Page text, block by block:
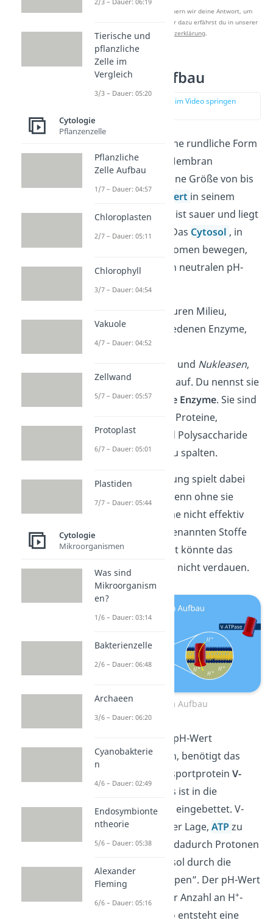
Nach Beantwortung speichern wir deine Antwort, um
Studyflix zu verbessern. Mehr dazu erfährst du in unserer
Datenschutzerklärung.
Lysosom Aufbau
zur Stelle im Video springen
Ein Lysosom hat eine rundliche Form
und ist von einer Membran
umgeben. Es hat eine Größe von bis
zu 1 μm. Der
pH-Wert in seinem
Inneren (= Lumen) ist sauer und liegt
etwa bei 4,5 bis 5. Das Cytosol , in
dem sich die Lysosomen bewegen,
hat hingegen einen neutralen pH-
Wert von ca. 7,2.
Im Lumen, dem sauren Milieu,
weisen die verschiedenen Enzyme,
wie zum Beispiel
, Proteasen und Nukleasen,
eine hohe Aktivität auf. Du nennst sie
auch hydrolytische Enzyme. Sie sind
in der Lage, Lipide, Proteine,
Nukleinsäuren und Polysaccharide
durchHydrolyse
zu spalten.
Ihre saure Umgebung spielt dabei
eine große Rolle. Denn ohne sie
könnten die Enzyme nicht effektiv
arbeiten und die genannten Stoffe
nicht spalten. Somit könnte das
Lysosom die Stoffe nicht verdauen.
Lysosom Aufbau
Um den niedrigen pH-Wert
aufrechtzuerhalten, benötigt das
Lysosom das TransportproteinV-
Typ-ATPase
. Dieses ist in die
Lysosommembran eingebettet. V-
Typ-ATPase ist in der Lage,ATPzu
hydrolysieren und dadurch Protonen
) aus dem Cytosol durch die
Membran zu „pumpen”. Der pH-Wert
wird mit steigender Anzahl an H+-
Ionen niedriger. So entsteht eine
Tierische und
pflanzliche
Zelle im
Vergleich
3/3 – Dauer: 05:20
Cytologie
Pflanzenzelle
Pflanzliche
Zelle Aufbau
1/7 – Dauer: 04:57
Chloroplasten
2/7 – Dauer: 05:11
Chlorophyll
3/7 – Dauer: 04:54
Vakuole
4/7 – Dauer: 04:52
Zellwand
5/7 – Dauer: 05:57
Protoplast
6/7 – Dauer: 05:01
Plastiden
7/7 – Dauer: 05:44
Cytologie
Mikroorganismen
Was sind
Mikroorganism
en?
1/6 – Dauer: 03:14
Bakterienzelle
2/6 – Dauer: 06:48
Archaeen
3/6 – Dauer: 06:20
Cyanobakterie
n
4/6 – Dauer: 02:49
Endosymbionte
ntheorie
5/6 – Dauer: 05:38
Alexander
Fleming
6/6 – Dauer: 05:16